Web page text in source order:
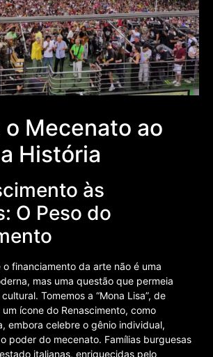
o Mecenato ao
História
às
O Peso do
financiamento da arte não é uma
mas uma questão que permeia
Tomemos a “Mona Lisa”, de
ícone do Renascimento, como
embora celebre o gênio individual,
poder do mecenato. Famílias burguesas
italianas, enriquecidas pelo